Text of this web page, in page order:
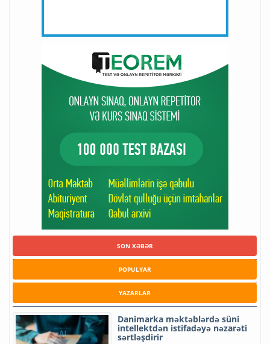
SON XƏBƏR
POPULYAR
YAZARLAR
Danimarka məktəblərdə süni
intellektdən istifadəyə nəzarəti
sərtləşdirir